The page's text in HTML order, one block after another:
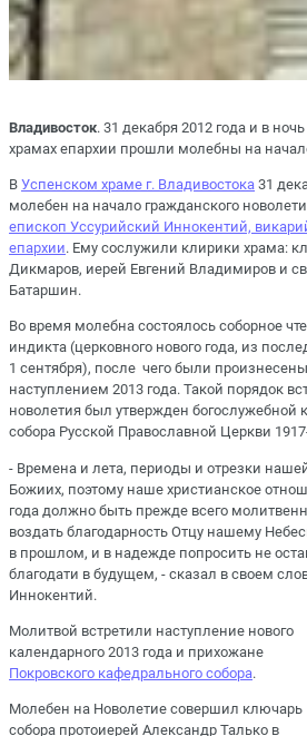
Владивосток. 31 декабря 2012 года и в
храмах епархии прошли молебны на
В Успенском храме г. Владивостока 31
молебен на начало гражданского
епископ Уссурийский Иннокентий,
епархии. Ему сослужили клирики храма:
Дикмаров, иерей Евгений Владимиров и
Батаршин.
Во время молебна состоялось соборное
индикта (церковного нового года, из
1 сентября), после чего были
наступлением 2013 года. Такой порядок
новолетия был утвержден богослужебной
собора Русской Православной Церкви
- Времена и лета, периоды и отрезки
Божиих, поэтому наше христианское
года должно быть прежде всего
воздать благодарность Отцу нашему
в прошлом, и в надежде попросить не
благодати в будущем, - сказал в своем
Иннокентий.
Молитвой встретили наступление нового
календарного 2013 года и прихожане
Покровского кафедрального собора.
Молебен на Новолетие совершил ключарь
собора протоиерей Александр Талько в